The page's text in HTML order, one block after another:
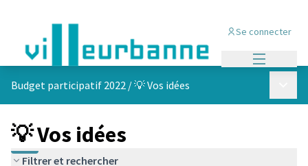
Se connecter
Budget participatif 2022 /💡 Vos idées
💡 Vos idées
Filtrer et rechercher